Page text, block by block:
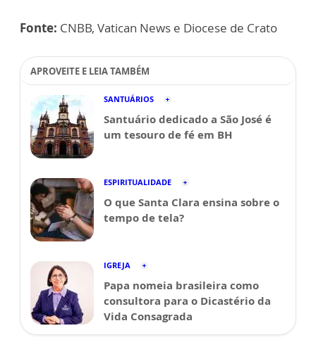
Fonte: CNBB, Vatican News e Diocese de Crato
APROVEITE E LEIA TAMBÉM
SANTUÁRIOS
Santuário dedicado a São José é
um tesouro de fé em BH
ESPIRITUALIDADE
O que Santa Clara ensina sobre o
tempo de tela?
IGREJA
Papa nomeia brasileira como
consultora para o Dicastério da
Vida Consagrada